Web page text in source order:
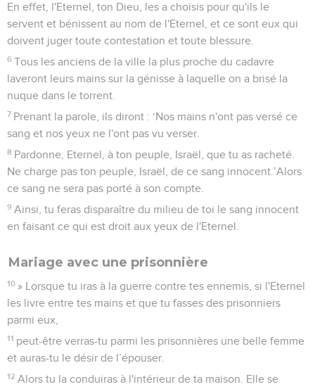
En effet, l'Eternel, ton Dieu, les a choisis pour qu'ils le
servent et bénissent au nom de l'Eternel, et ce sont eux qui
doivent juger toute contestation et toute blessure.
6 Tous les anciens de la ville la plus proche du cadavre
laveront leurs mains sur la génisse à laquelle on a brisé la
nuque dans le torrent.
7 Prenant la parole, ils diront : ‘Nos mains n'ont pas versé ce
sang et nos yeux ne l'ont pas vu verser.
8 Pardonne, Eternel, à ton peuple, Israël, que tu as racheté.
Ne charge pas ton peuple, Israël, de ce sang innocent.’Alors
ce sang ne sera pas porté à son compte.
9 Ainsi, tu feras disparaître du milieu de toi le sang innocent
en faisant ce qui est droit aux yeux de l'Eternel.
Mariage avec une prisonnière
10 » Lorsque tu iras à la guerre contre tes ennemis, si l'Eternel
les livre entre tes mains et que tu fasses des prisonniers
parmi eux,
11 peut-être verras-tu parmi les prisonnières une belle femme
et auras-tu le désir de l’épouser.
12 Alors tu la conduiras à l'intérieur de ta maison. Elle se